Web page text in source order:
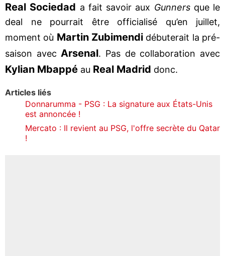
Real Sociedad a fait savoir aux Gunners que le
deal ne pourrait être officialisé qu’en juillet,
moment où Martin Zubimendi débuterait la pré-
saison avec Arsenal. Pas de collaboration avec
Kylian Mbappé au Real Madrid donc.
Articles liés
Donnarumma - PSG : La signature aux États-Unis
est annoncée !
Mercato : Il revient au PSG, l'offre secrète du Qatar
!